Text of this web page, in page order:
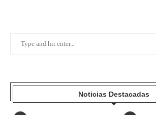
Noticias Destacadas